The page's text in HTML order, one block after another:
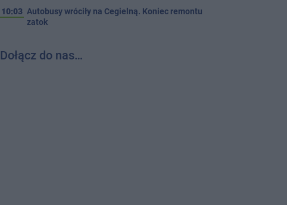
10:03 Autobusy wróciły na Cegielną. Koniec remontu
zatok
Dołącz do nas…